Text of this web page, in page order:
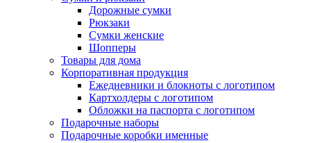
Дорожные сумки
Рюкзаки
Сумки женские
Шопперы
Товары для дома
Корпоративная продукция
Ежедневники и блокноты с логотипом
Картхолдеры с логотипом
Обложки на паспорта с логотипом
Подарочные наборы
Подарочные коробки именные